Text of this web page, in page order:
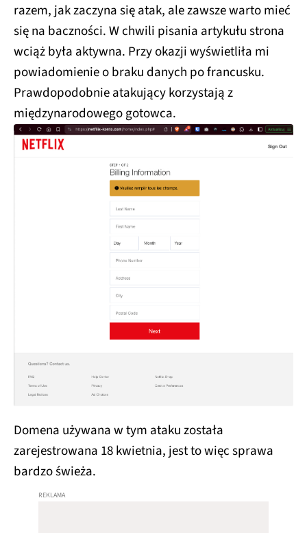
razem, jak zaczyna się atak, ale zawsze warto mieć
się na baczności. W chwili pisania artykułu strona
wciąż była aktywna. Przy okazji wyświetliła mi
powiadomienie o braku danych po francusku.
Prawdopodobnie atakujący korzystają z
międzynarodowego gotowca.
Domena używana w tym ataku została
zarejestrowana 18 kwietnia, jest to więc sprawa
bardzo świeża.